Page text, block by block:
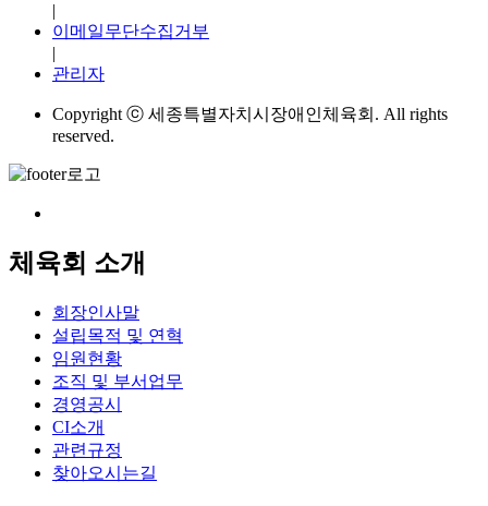
|
이메일무단수집거부
|
관리자
Copyright ⓒ 세종특별자치시장애인체육회. All rights
reserved.
체육회 소개
회장인사말
설립목적 및 연혁
임원현황
조직 및 부서업무
경영공시
CI소개
관련규정
찾아오시는길